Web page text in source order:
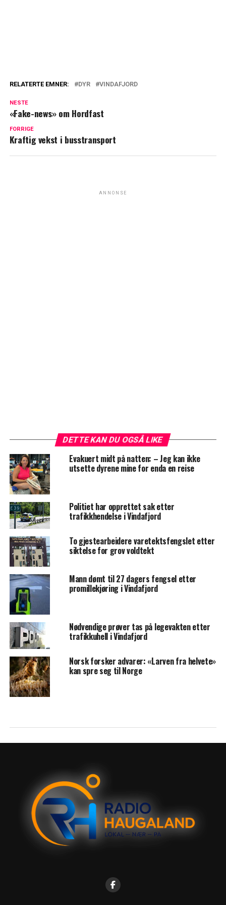
RELATERTE EMNER: DYR VINDAFJORD
NESTE
«Fake-news» om Hordfast
FORRIGE
Kraftig vekst i busstransport
ANNONSE
DETTE KAN DU OGSÅ LIKE
Evakuert midt på natten: – Jeg kan ikke
utsette dyrene mine for enda en reise
Politiet har opprettet sak etter
trafikkhendelse i Vindafjord
To gjestearbeidere varetektsfengslet etter
siktelse for grov voldtekt
Mann dømt til 27 dagers fengsel etter
promillekjøring i Vindafjord
Nødvendige prøver tas på legevakten etter
trafikkuhell i Vindafjord
Norsk forsker advarer: «Larven fra helvete»
kan spre seg til Norge